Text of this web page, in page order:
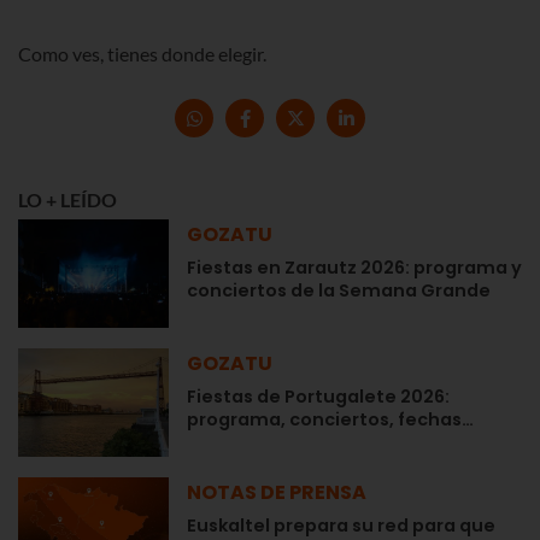
Como ves, tienes donde elegir.
LO + LEÍDO
GOZATU
Fiestas en Zarautz 2026: programa y
conciertos de la Semana Grande
GOZATU
Fiestas de Portugalete 2026:
programa, conciertos, fechas…
NOTAS DE PRENSA
Euskaltel prepara su red para que